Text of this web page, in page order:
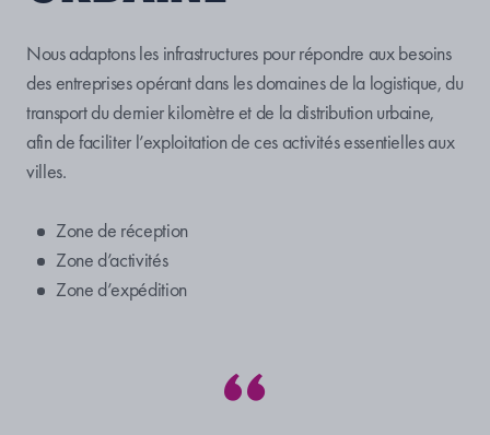
Nous adaptonsles infrastructures pour répondre aux besoins
des entreprises opérant dans les domaines de la logistique, du
transport du dernier kilomètre et de la distribution urbaine,
afin defaciliter l’exploitation de ces activités essentielles aux
villes.
Zone de réception
Zone d’activités
Zone d’expédition